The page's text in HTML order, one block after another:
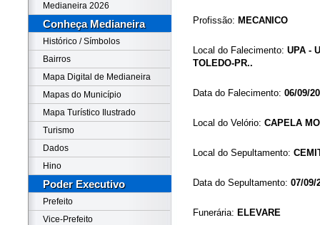
Medianeira 2026
Conheça Medianeira
Histórico / Símbolos
Bairros
Mapa Digital de Medianeira
Mapas do Município
Mapa Turístico Ilustrado
Turismo
Dados
Hino
Poder Executivo
Prefeito
Vice-Prefeito
Profissão: MECANICO
Local do Falecimento: UPA -
TOLEDO-PR..
Data do Falecimento: 06/09/
Local do Velório: CAPELA
Local do Sepultamento:
Data do Sepultamento: 07/09/
Funerária: ELEVARE